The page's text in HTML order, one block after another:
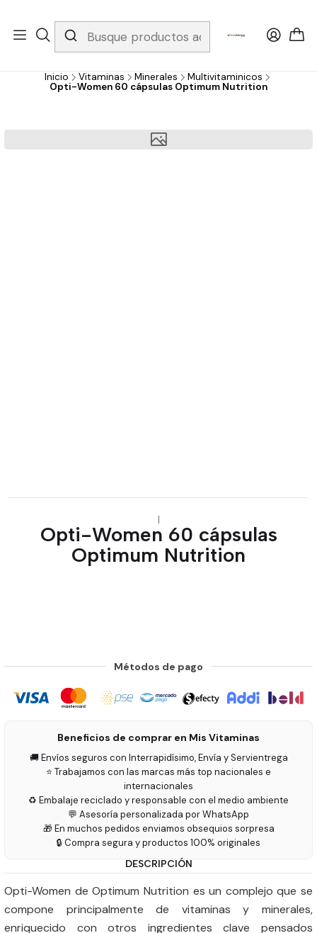
Whatsapp 3229079958/ Fijo 6019251796 / Envios a todo el país y
gratis apartir de 199.000!
Inicio Vitaminas Minerales
Multivitaminicos
Opti-Women 60 cápsulas Optimum Nutrition
|
Opti-Women 60 cápsulas
Optimum Nutrition
Métodos de pago
Beneficios de comprar en Mis Vitaminas
🚚 Envíos seguros con Interrapidísimo, Envía y Servientrega
⭐ Trabajamos con las marcas más top nacionales e
internacionales
♻️ Embalaje reciclado y responsable con el medio ambiente
💬 Asesoría personalizada por WhatsApp
🎁 En muchos pedidos enviamos obsequios sorpresa
🔒 Compra segura y productos 100% originales
DESCRIPCIÓN
Opti-Women de Optimum Nutrition es un complejo que se
compone principalmente de vitaminas y minerales,
enriquecido con otros ingredientes clave pensados